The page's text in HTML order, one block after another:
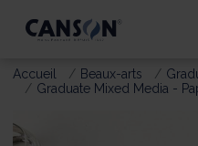
Accueil Beaux-arts
Graduate Mixed Media -